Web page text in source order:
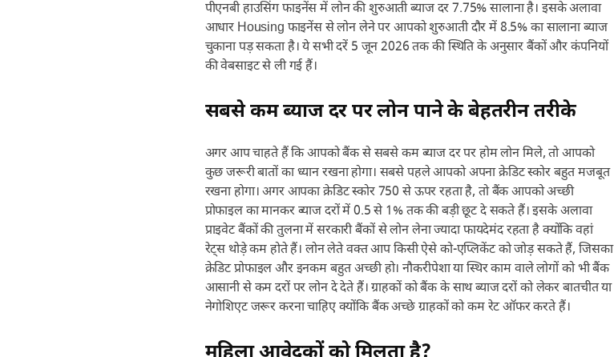
पीएनबी हाउसिंग फाइनेंस में लोन की शुरुआती ब्याज दर 7.75% सालाना है। इसके अलावा
आधार Housing फाइनेंस से लोन लेने पर आपको शुरुआती दौर में 8.5% का सालाना ब्याज
चुकाना पड़ सकता है। ये सभी दरें 5 जून 2026 तक की स्थिति के अनुसार बैंकों और कंपनियों
की वेबसाइट से ली गई हैं।
सबसे कम ब्याज दर पर लोन पाने के बेहतरीन तरीके
अगर आप चाहते हैं कि आपको बैंक से सबसे कम ब्याज दर पर होम लोन मिले, तो आपको
कुछ जरूरी बातों का ध्यान रखना होगा। सबसे पहले आपको अपना क्रेडिट स्कोर बहुत मजबूत
रखना होगा। अगर आपका क्रेडिट स्कोर 750 से ऊपर रहता है, तो बैंक आपको अच्छी
प्रोफाइल का मानकर ब्याज दरों में 0.5 से 1% तक की बड़ी छूट दे सकते हैं। इसके अलावा
प्राइवेट बैंकों की तुलना में सरकारी बैंकों से लोन लेना ज्यादा फायदेमंद रहता है क्योंकि वहां
रेट्स थोड़े कम होते हैं। लोन लेते वक्त आप किसी ऐसे को-एप्लिकेंट को जोड़ सकते हैं, जिसका
क्रेडिट प्रोफाइल और इनकम बहुत अच्छी हो। नौकरीपेशा या स्थिर काम वाले लोगों को भी बैंक
आसानी से कम दरों पर लोन दे देते हैं। ग्राहकों को बैंक के साथ ब्याज दरों को लेकर बातचीत या
नेगोशिएट जरूर करना चाहिए क्योंकि बैंक अच्छे ग्राहकों को कम रेट ऑफर करते हैं।